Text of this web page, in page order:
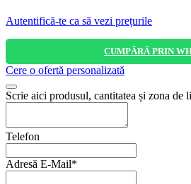
Autentifică-te ca să vezi prețurile
CUMPĂRĂ PRIN
Cere o ofertă personalizată
Scrie aici produsul, cantitatea și zona de
Telefon
Adresă E-Mail*